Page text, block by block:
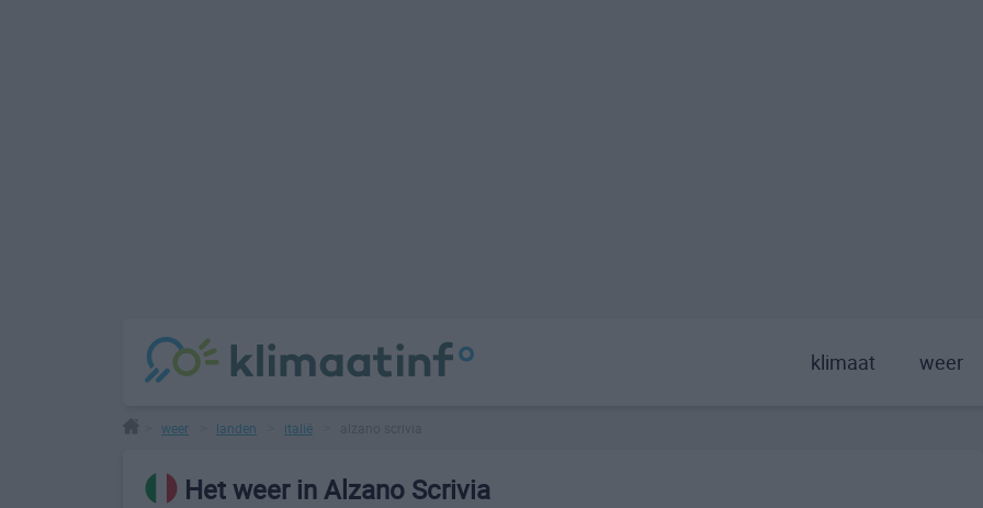
klimaat weer
weer landen italië
Het weer in Alzano Scrivia